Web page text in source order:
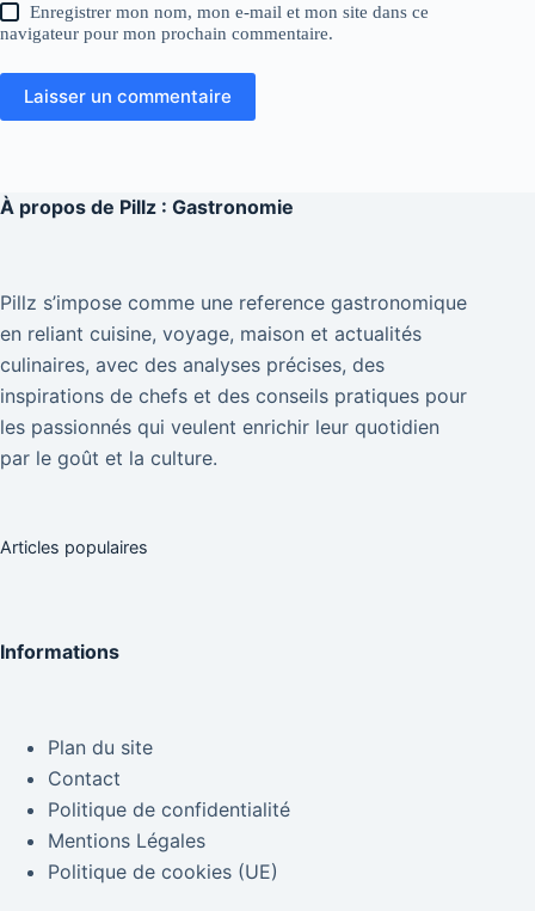
Enregistrer mon nom, mon e-mail et mon site dans ce
navigateur pour mon prochain commentaire.
Laisser un commentaire
À propos de Pillz : Gastronomie
Pillz s’impose comme une reference gastronomique
en reliant cuisine, voyage, maison et actualités
culinaires, avec des analyses précises, des
inspirations de chefs et des conseils pratiques pour
les passionnés qui veulent enrichir leur quotidien
par le goût et la culture.
Articles populaires
Informations
Plan du site
Contact
Politique de confidentialité
Mentions Légales
Politique de cookies (UE)